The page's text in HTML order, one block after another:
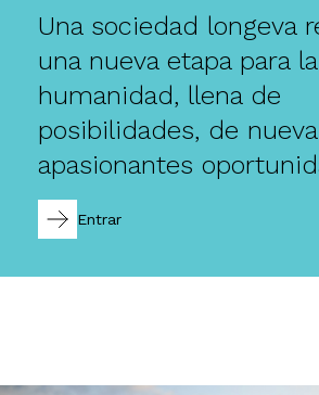
Una sociedad longeva
una nueva etapa para la
humanidad, llena de
posibilidades, de
apasionantes
Entrar